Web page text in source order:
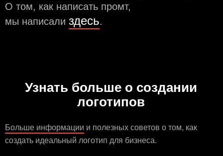
О том, как написать промт,
мы написали здесь.
Узнать больше о создании
логотипов
Больше информации и полезных советов о том, как
создать идеальный логотип для бизнеса.